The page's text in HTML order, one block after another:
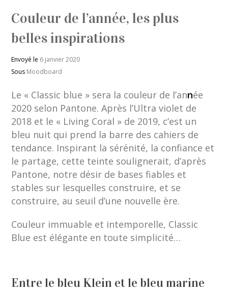
Couleur de l’année, les plus
belles inspirations
Envoyé le 6 janvier 2020
Sous Moodboard
Le « Classic blue » sera la couleur de l’année
2020 selon Pantone. Après l’Ultra violet de
2018 et le « Living Coral » de 2019, c’est un
bleu nuit qui prend la barre des cahiers de
tendance. Inspirant la sérénité, la confiance et
le partage, cette teinte soulignerait, d’après
Pantone, notre désir de bases fiables et
stables sur lesquelles construire, et se
construire, au seuil d’une nouvelle ère.
Couleur immuable et intemporelle, Classic
Blue est élégante en toute simplicité…
Entre le bleu Klein et le bleu marine